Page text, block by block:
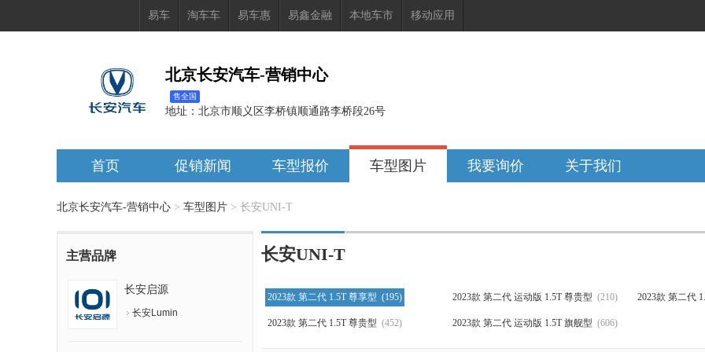
易车 淘车车 易车惠 易鑫金融 本地车市 移动应用
北京长安汽车-营销中心
售全国
地址： 北京市顺义区李桥镇顺通路李桥段26号
首页 促销新闻 车型报价 车型图片 我要询价 关于我们
北京长安汽车-营销中心 > 车型图片 > 长安UNI-T
主营品牌
长安启源
长安Lumin
长安UNI-T
2023款 第二代 1.5T 尊享型 (195) 2023款 第二代 运动版 1.5T 尊贵型 (210) 2023款 第二代
2023款 第二代 1.5T 尊贵型 (452) 2023款 第二代 运动版 1.5T 旗舰型 (606)